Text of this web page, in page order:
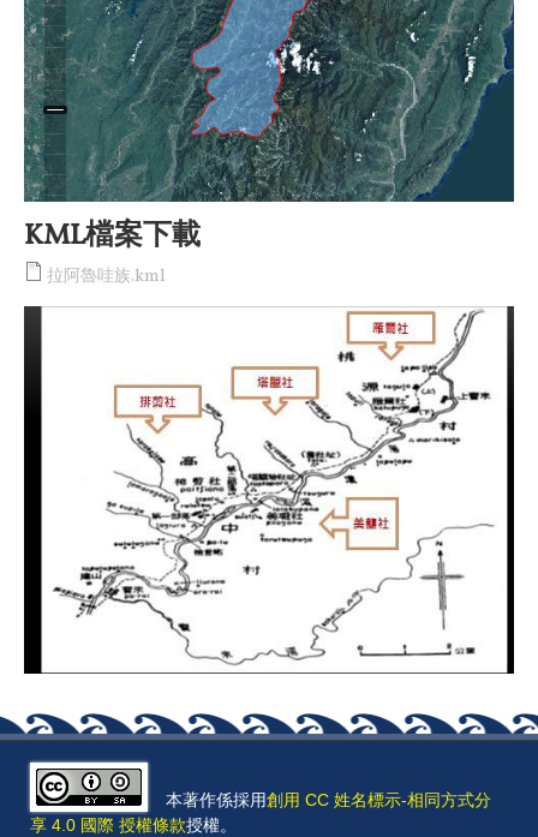
KML檔案下載
拉阿魯哇族.kml
本著作係採用創用 CC 姓名標示-相同方式分
享 4.0 國際 授權條款授權。